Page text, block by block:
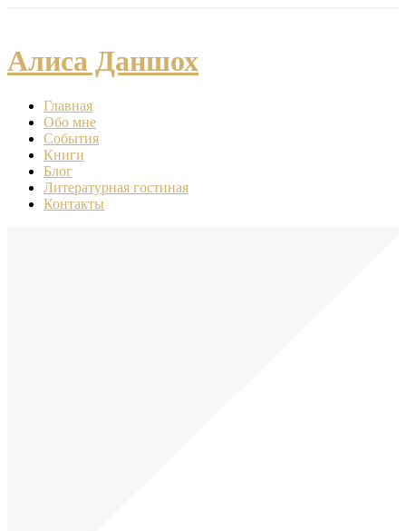
Алиса Даншох
Главная
Обо мне
События
Книги
Блог
Литературная гостиная
Контакты